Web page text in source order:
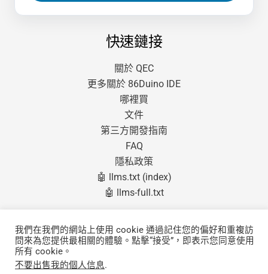
快速鏈接
關於 QEC
更多關於 86Duino IDE
哪裡買
文件
第三方開發指南
FAQ
隱私政策
🤖 llms.txt (index)
🤖 llms-full.txt
QEC 主站 (Master)
QEC 從站 (Slave)
我們在我們的網站上使用 cookie 通過記住您的偏好和重複訪
問來為您提供最相關的體驗。點擊“接受”，即表示您同意使用
所有 cookie。
不要出售我的個人信息.